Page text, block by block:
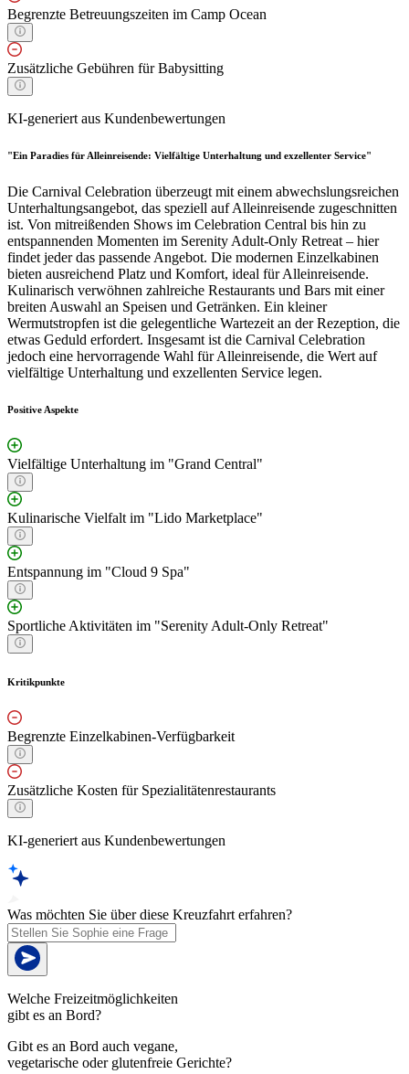
Begrenzte Betreuungszeiten im Camp Ocean
Zusätzliche Gebühren für Babysitting
KI-generiert aus Kundenbewertungen
"Ein Paradies für Alleinreisende: Vielfältige Unterhaltung und exzellenter Service"
Die Carnival Celebration überzeugt mit einem abwechslungsreichen
Unterhaltungsangebot, das speziell auf Alleinreisende zugeschnitten
ist. Von mitreißenden Shows im Celebration Central bis hin zu
entspannenden Momenten im Serenity Adult-Only Retreat – hier
findet jeder das passende Angebot. Die modernen Einzelkabinen
bieten ausreichend Platz und Komfort, ideal für Alleinreisende.
Kulinarisch verwöhnen zahlreiche Restaurants und Bars mit einer
breiten Auswahl an Speisen und Getränken. Ein kleiner
Wermutstropfen ist die gelegentliche Wartezeit an der Rezeption, die
etwas Geduld erfordert. Insgesamt ist die Carnival Celebration
jedoch eine hervorragende Wahl für Alleinreisende, die Wert auf
vielfältige Unterhaltung und exzellenten Service legen.
Positive Aspekte
Vielfältige Unterhaltung im "Grand Central"
Kulinarische Vielfalt im "Lido Marketplace"
Entspannung im "Cloud 9 Spa"
Sportliche Aktivitäten im "Serenity Adult-Only Retreat"
Kritikpunkte
Begrenzte Einzelkabinen-Verfügbarkeit
Zusätzliche Kosten für Spezialitätenrestaurants
KI-generiert aus Kundenbewertungen
Was möchten Sie über diese Kreuzfahrt erfahren?
Welche Freizeitmöglichkeiten
gibt es an Bord?
Gibt es an Bord auch vegane,
vegetarische oder glutenfreie Gerichte?